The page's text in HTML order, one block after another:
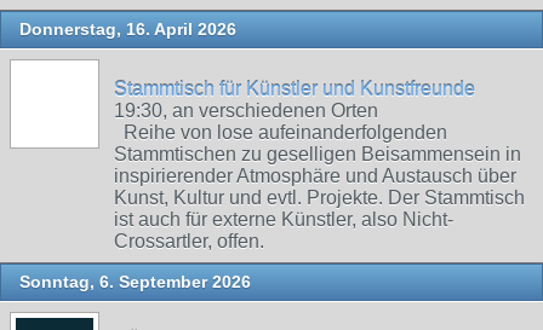
Donnerstag, 16. April 2026
Stammtisch für Künstler und Kunstfreunde
19:30, an verschiedenen Orten
Reihe von lose aufeinanderfolgenden
Stammtischen zu geselligen Beisammensein in
inspirierender Atmosphäre und Austausch über
Kunst, Kultur und evtl. Projekte. Der Stammtisch
ist auch für externe Künstler, also Nicht-
Crossartler, offen.
Sonntag, 6. September 2026